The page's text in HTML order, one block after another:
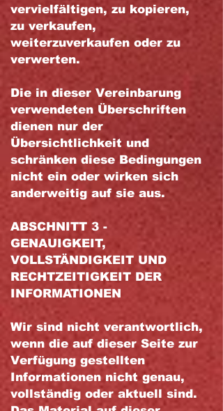
vervielfältigen, zu kopieren,
zu verkaufen,
weiterzuverkaufen oder zu
verwerten.
Die in dieser Vereinbarung
verwendeten Überschriften
dienen nur der
Übersichtlichkeit und
schränken diese Bedingungen
nicht ein oder wirken sich
anderweitig auf sie aus.
ABSCHNITT 3 -
GENAUIGKEIT,
VOLLSTÄNDIGKEIT UND
RECHTZEITIGKEIT DER
INFORMATIONEN
Wir sind nicht verantwortlich,
wenn die auf dieser Seite zur
Verfügung gestellten
Informationen nicht genau,
vollständig oder aktuell sind.